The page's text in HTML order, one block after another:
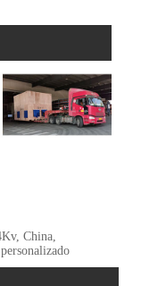
China,